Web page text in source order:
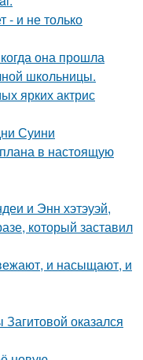
- и не только
она прошла
школьницы.
ярких актрис
Суини
в настоящую
и Энн хэтэуэй,
который заставил
и насыщают, и
оказался